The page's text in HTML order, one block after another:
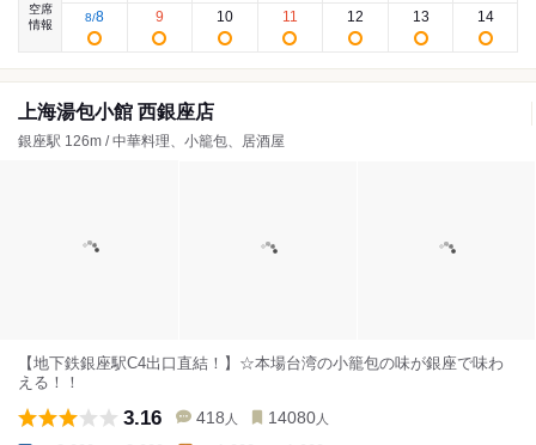
空席
情報
8/8 9 10 11 12 13 14
上海湯包小館 西銀座店
銀座駅 126m / 中華料理、小籠包、居酒屋
【地下鉄銀座駅C4出口直結！】☆本場台湾の小籠包の味が銀座で味わ
える！！
3.16 418 人 14080 人